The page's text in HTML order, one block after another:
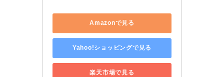
Amazonで見る
Yahoo!ショッピングで見る
楽天市場で見る